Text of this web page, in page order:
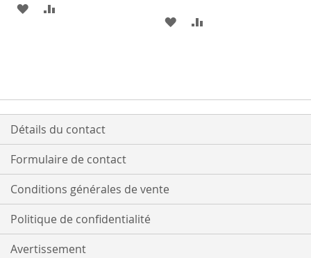
AJOUTER
D’ENVIE
AJOUTER
D’ENVIE
Détails du contact
Formulaire de contact
Conditions générales de vente
Politique de confidentialité
Avertissement